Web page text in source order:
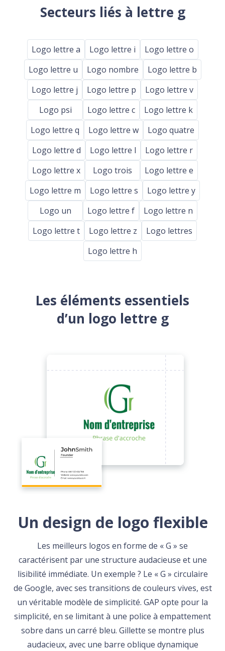
Secteurs liés à lettre g
Logo lettre a Logo lettre i
Logo lettre o
Logo lettre u
Logo nombre
Logo lettre b
Logo lettre j
Logo lettre p
Logo lettre v
Logo psi
Logo lettre c
Logo lettre k
Logo lettre q
Logo lettre w
Logo quatre
Logo lettre d
Logo lettre l
Logo lettre r
Logo lettre x
Logo trois
Logo lettre e
Logo lettre m
Logo lettre s
Logo lettre y
Logo un
Logo lettre f
Logo lettre n
Logo lettre t
Logo lettre z
Logo lettres
Logo lettre h
Les éléments essentiels
d’un logo lettre g
Un design de logo flexible
Les meilleurs logos en forme de « G » se
caractérisent par une structure audacieuse et une
lisibilité immédiate. Un exemple ? Le « G » circulaire
de Google, avec ses transitions de couleurs vives, est
un véritable modèle de simplicité. GAP opte pour la
simplicité, en se limitant à une police à empattement
sobre dans un carré bleu. Gillette se montre plus
audacieux, avec une barre oblique dynamique